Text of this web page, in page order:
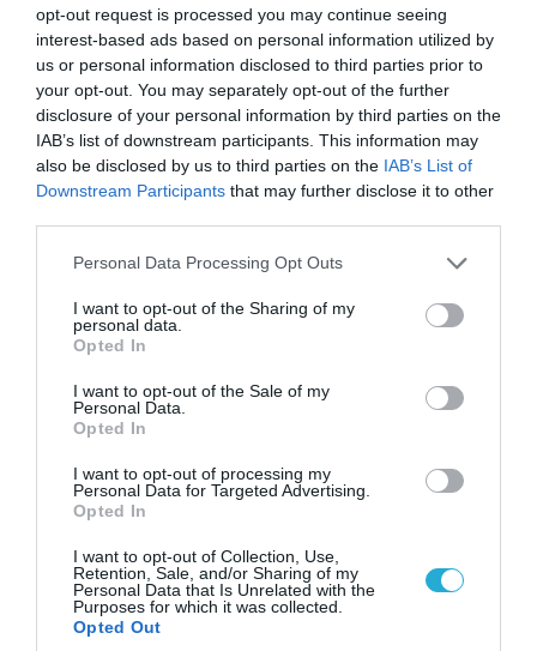
opt-out request is processed you may continue seeing
interest-based ads based on personal information utilized by
us or personal information disclosed to third parties prior to
your opt-out. You may separately opt-out of the further
disclosure of your personal information by third parties on the
IAB’s list of downstream participants. This information may
also be disclosed by us to third parties on the IAB’s List of
Downstream Participants that may further disclose it to other
Please note that this website/app uses one or more Google
not limited to your visit or usage behaviour. You may click to
grant or deny consent to Google and its third-party tags to
use your data for below specified purposes in below Google
consent section.
Personal Data Processing Opt Outs
I want to opt-out of the Sharing of my
personal data.
Opted In
I want to opt-out of the Sale of my
Personal Data.
Opted In
I want to opt-out of processing my
Personal Data for Targeted Advertising.
Opted In
I want to opt-out of Collection, Use,
Retention, Sale, and/or Sharing of my
Personal Data that Is Unrelated with the
Purposes for which it was collected.
Opted Out
05.12.2023 | 19:03
αναστέλλονται και ποια προχωρούν
Τι συμβαίνει με τις εξοπλιστικές προτεραιότητες